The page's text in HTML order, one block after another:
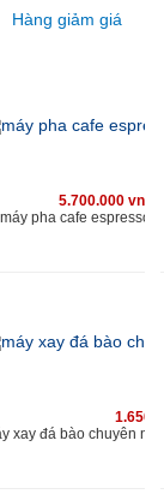
Hàng giảm giá
5.700.000 vnđ
máy pha cafe espresso
cho quán